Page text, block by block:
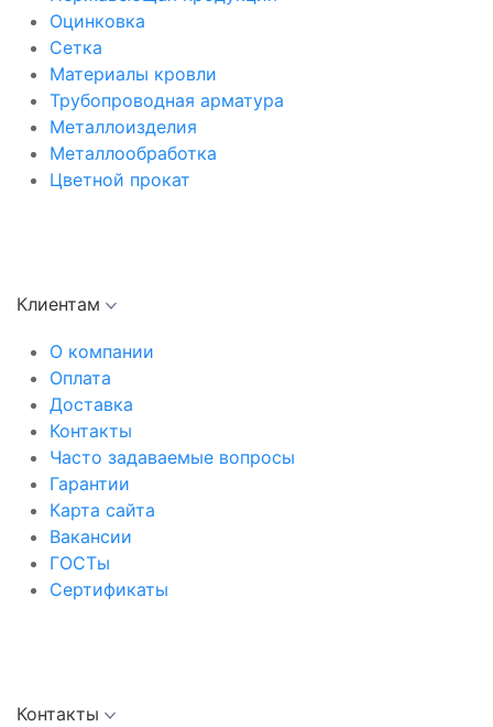
Оцинковка
Сетка
Материалы кровли
Трубопроводная арматура
Металлоизделия
Металлообработка
Цветной прокат
Клиентам
О компании
Оплата
Доставка
Контакты
Часто задаваемые вопросы
Гарантии
Карта сайта
Вакансии
ГОСТы
Сертификаты
Контакты